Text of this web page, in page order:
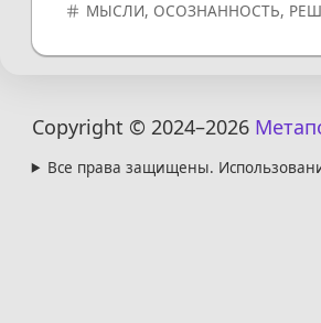
МЫСЛИ, ОСОЗНАННОСТЬ,
Copyright © 2024–2026
Все права защищены.